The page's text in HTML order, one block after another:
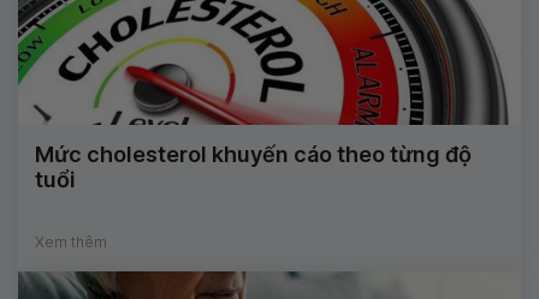
Mức cholesterol khuyến cáo theo từng độ
tuổi
Xem thêm